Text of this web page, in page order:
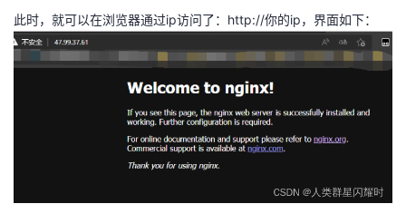
课
的
我
术
云
此时，就可以在浏览器通过ip访问了： http://你的ip，界面如下：